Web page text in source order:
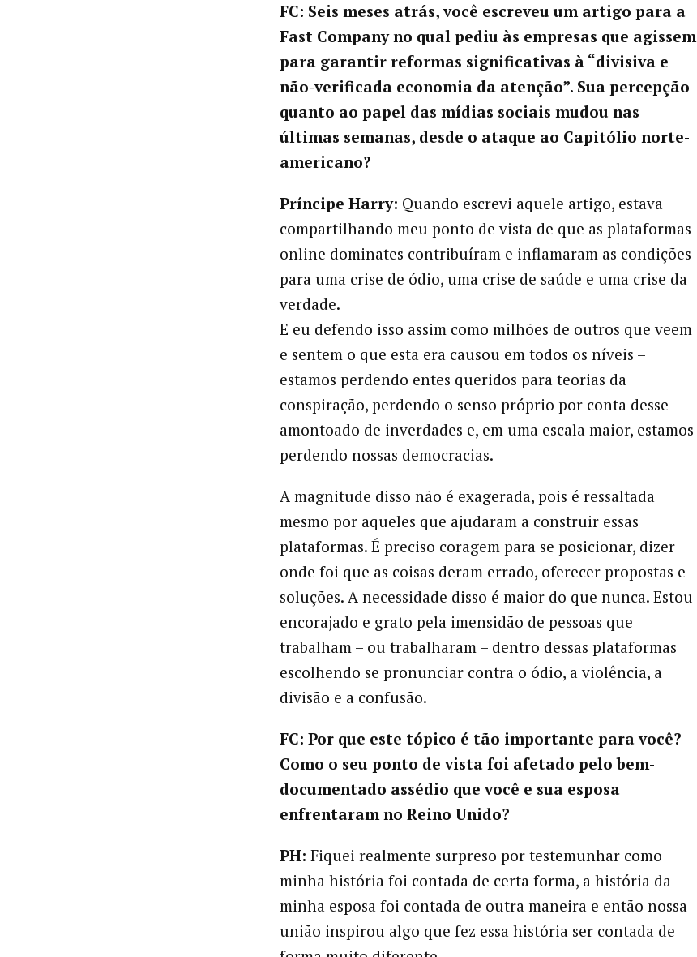
FC: Seis meses atrás, você escreveu um artigo para a
Fast Company no qual pediu às empresas que agissem
para garantir reformas significativas à “divisiva e
não-verificada economia da atenção”. Sua percepção
quanto ao papel das mídias sociais mudou nas
últimas semanas, desde o ataque ao Capitólio norte-
americano?
Príncipe Harry: Quando escrevi aquele artigo, estava
compartilhando meu ponto de vista de que as plataformas
online dominates contribuíram e inflamaram as condições
para uma crise de ódio, uma crise de saúde e uma crise da
verdade.
E eu defendo isso assim como milhões de outros que veem
e sentem o que esta era causou em todos os níveis –
estamos perdendo entes queridos para teorias da
conspiração, perdendo o senso próprio por conta desse
amontoado de inverdades e, em uma escala maior, estamos
perdendo nossas democracias.
A magnitude disso não é exagerada, pois é ressaltada
mesmo por aqueles que ajudaram a construir essas
plataformas. É preciso coragem para se posicionar, dizer
onde foi que as coisas deram errado, oferecer propostas e
soluções. A necessidade disso é maior do que nunca. Estou
encorajado e grato pela imensidão de pessoas que
trabalham – ou trabalharam – dentro dessas plataformas
escolhendo se pronunciar contra o ódio, a violência, a
divisão e a confusão.
FC: Por que este tópico é tão importante para você?
Como o seu ponto de vista foi afetado pelo bem-
documentado assédio que você e sua esposa
enfrentaram no Reino Unido?
PH: Fiquei realmente surpreso por testemunhar como
minha história foi contada de certa forma, a história da
minha esposa foi contada de outra maneira e então nossa
união inspirou algo que fez essa história ser contada de